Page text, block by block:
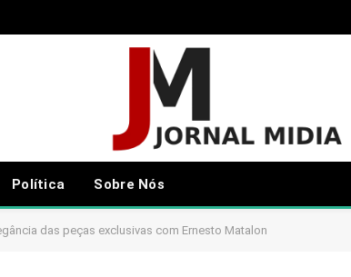
Política Sobre Nós
das peças exclusivas com Ernesto Matalon